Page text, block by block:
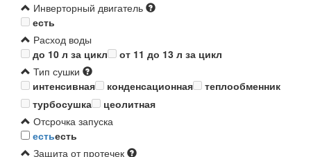
Инверторный двигатель
есть
Расход воды
до 10 л за цикл
от 11 до 13 л за цикл
Тип сушки
интенсивная
конденсационная
теплообменник
турбосушка
цеолитная
Отсрочка запуска
естьесть
Защита от протечек